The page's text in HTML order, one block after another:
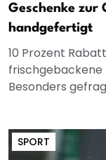
Geschenke zur
handgefertigt
10 Prozent
frischgebackene
Besonders
SPORT